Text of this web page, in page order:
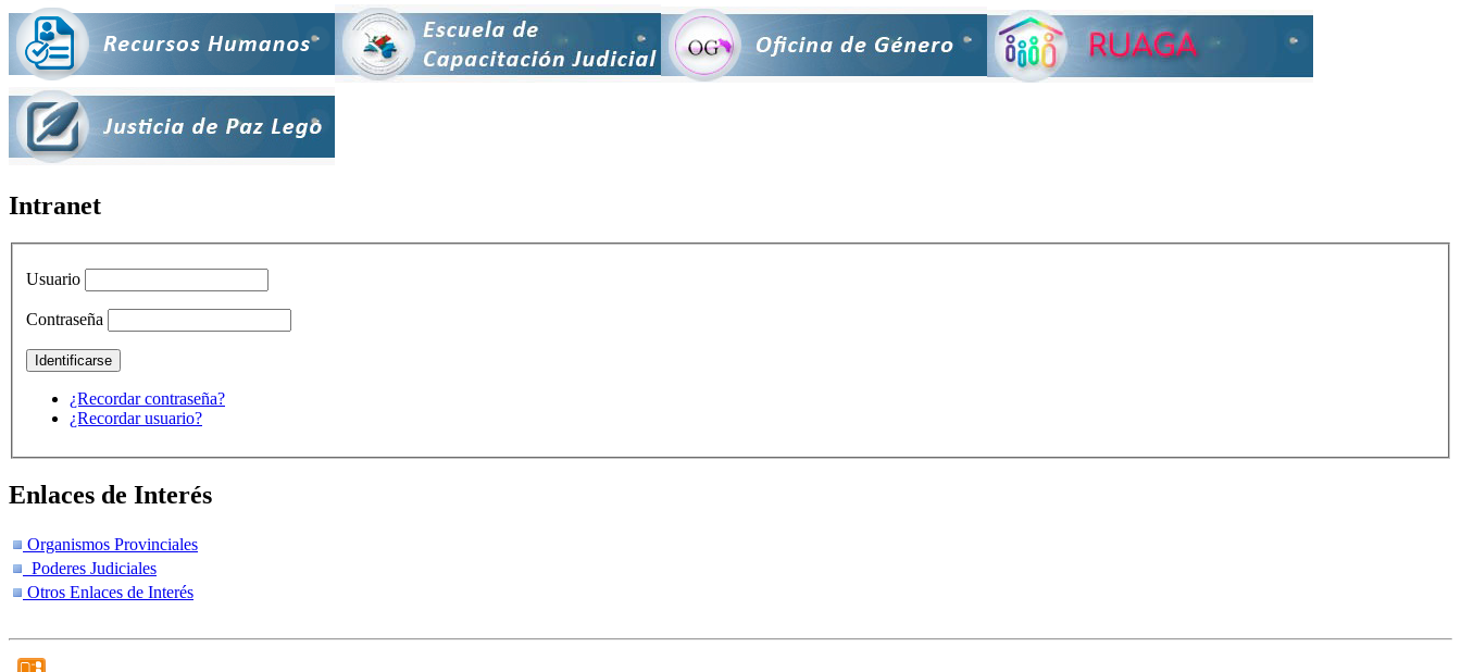
Intranet
Usuario
Contraseña
¿Recordar contraseña?
¿Recordar usuario?
Enlaces de Interés
Organismos Provinciales
Poderes Judiciales
Otros Enlaces de Interés